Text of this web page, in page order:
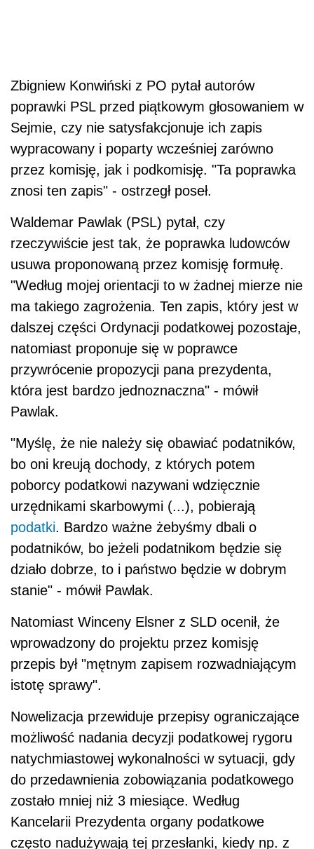
Zbigniew Konwiński z PO pytał autorów
poprawki PSL przed piątkowym głosowaniem w
Sejmie, czy nie satysfakcjonuje ich zapis
wypracowany i poparty wcześniej zarówno
przez komisję, jak i podkomisję. "Ta poprawka
znosi ten zapis" - ostrzegł poseł.
Waldemar Pawlak (PSL) pytał, czy
rzeczywiście jest tak, że poprawka ludowców
usuwa proponowaną przez komisję formułę.
"Według mojej orientacji to w żadnej mierze nie
ma takiego zagrożenia. Ten zapis, który jest w
dalszej części Ordynacji podatkowej pozostaje,
natomiast proponuje się w poprawce
przywrócenie propozycji pana prezydenta,
która jest bardzo jednoznaczna" - mówił
Pawlak.
"Myślę, że nie należy się obawiać podatników,
bo oni kreują dochody, z których potem
poborcy podatkowi nazywani wdzięcznie
urzędnikami skarbowymi (...), pobierają
podatki. Bardzo ważne żebyśmy dbali o
podatników, bo jeżeli podatnikom będzie się
działo dobrze, to i państwo będzie w dobrym
stanie" - mówił Pawlak.
Natomiast Winceny Elsner z SLD ocenił, że
wprowadzony do projektu przez komisję
przepis był "mętnym zapisem rozwadniającym
istotę sprawy".
Nowelizacja przewiduje przepisy ograniczające
możliwość nadania decyzji podatkowej rygoru
natychmiastowej wykonalności w sytuacji, gdy
do przedawnienia zobowiązania podatkowego
zostało mniej niż 3 miesiące. Według
Kancelarii Prezydenta organy podatkowe
często nadużywają tej przesłanki, kiedy np. z